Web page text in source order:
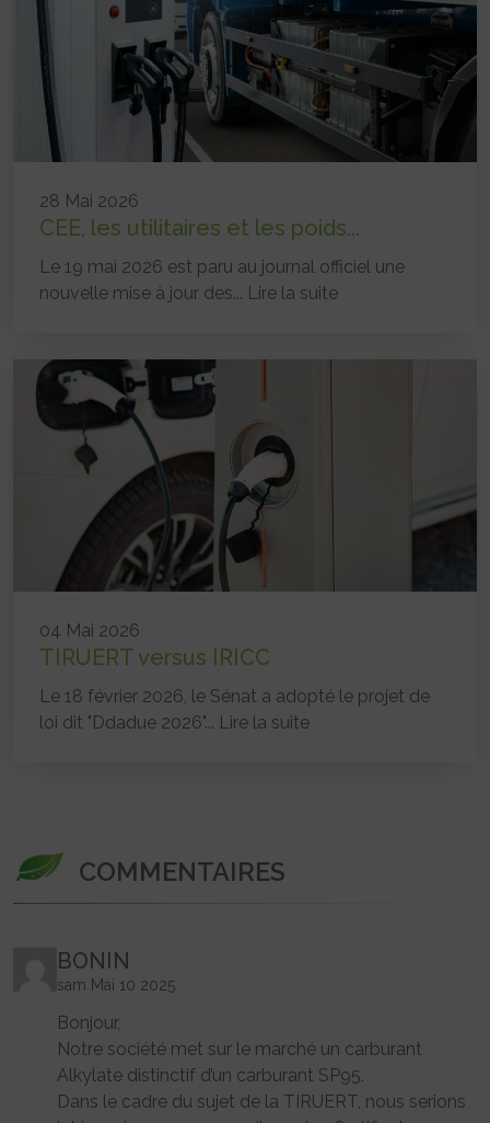
28 Mai 2026
CEE, les utilitaires et les poids...
Le 19 mai 2026 est paru au journal officiel une
nouvelle mise à jour des... Lire la suite
04 Mai 2026
TIRUERT versus IRICC
Le 18 février 2026, le Sénat a adopté le projet de
loi dit "Ddadue 2026"... Lire la suite
COMMENTAIRES
BONIN
sam Mai 10 2025
Bonjour,
Notre société met sur le marché un carburant
Alkylate distinctif d’un carburant SP95.
Dans le cadre du sujet de la TIRUERT, nous serions